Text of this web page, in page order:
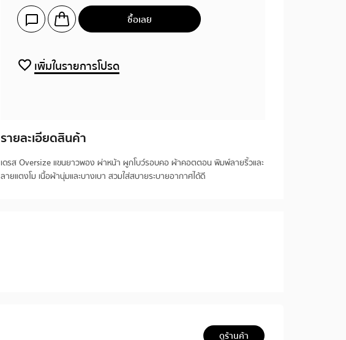
ซื้อเลย
เพิ่มในรายการโปรด
รายละเอียดสินค้า
เดรส Oversize แขนยาวพอง ผ่าหน้า ผูกโบว์รอบคอ ผ้าคอตตอน พิมพ์ลายริ้วและ
ลายแตงโม เนื้อผ้านุ่มและบางเบา สวมใส่สบายระบายอากาศได้ดี
ดูร้านค้า